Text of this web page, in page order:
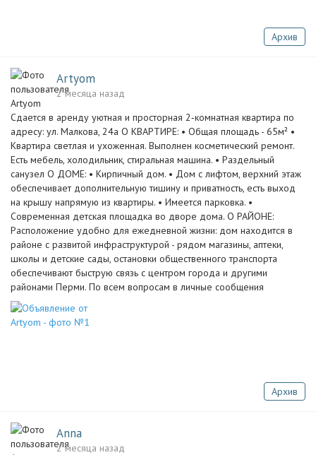
Архив
Artyom
2 месяца назад
Сдается в аренду уютная и просторная 2‑комнатная квартира по
адресу: ул. Малкова, 24а О КВАРТИРЕ: • Общая площадь - 65м² •
Квартира светлая и ухоженная. Выполнен косметический ремонт.
Есть мебель, холодильник, стиральная машина. • Раздельный
санузел О ДОМЕ: • Кирпичный дом. • Дом с лифтом, верхний этаж
обеспечивает дополнительную тишину и приватность, есть выход
на крышу напрямую из квартиры. • Имеется парковка. •
Современная детская площадка во дворе дома. О РАЙОНЕ:
Расположение удобно для ежедневной жизни: дом находится в
районе с развитой инфраструктурой - рядом магазины, аптеки,
школы и детские сады, остановки общественного транспорта
обеспечивают быструю связь с центром города и другими
районами Перми. По всем вопросам в личные сообщения
Архив
Anna
2 месяца назад